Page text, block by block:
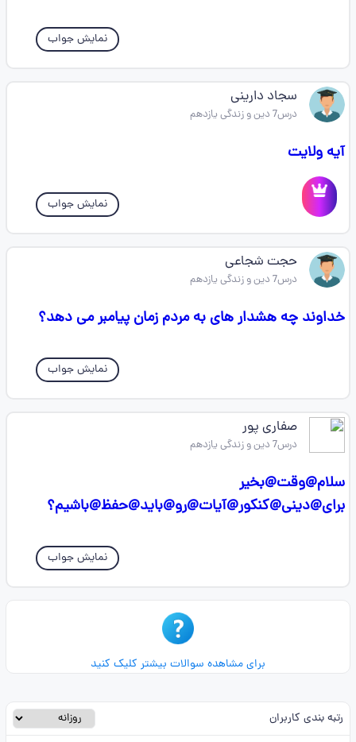
نمایش جواب
سجاد دارینی
درس7 دین و زندگی یازدهم
آیه ولایت
نمایش جواب
حجت شجاعی
درس7 دین و زندگی یازدهم
خداوند چه هشدار های به مردم زمان پیامبر می دهد؟
نمایش جواب
صفاری پور
درس7 دین و زندگی یازدهم
سلام@وقت@بخیر
برای@دینی@کنکور@آیات@رو@باید@حفظ@باشیم؟
نمایش جواب
برای مشاهده سوالات بیشتر کلیک کنید
رتبه بندی کاربران